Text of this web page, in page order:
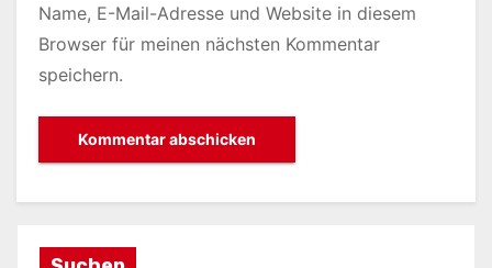
Name, E-Mail-Adresse und Website in diesem
Browser für meinen nächsten Kommentar
speichern.